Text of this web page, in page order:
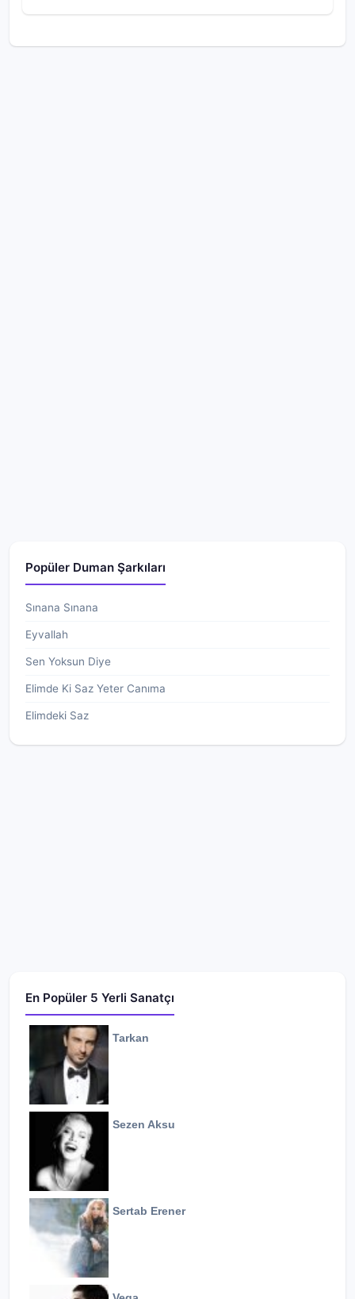
Popüler Duman Şarkıları
Sınana Sınana
Eyvallah
Sen Yoksun Diye
Elimde Ki Saz Yeter Canıma
Elimdeki Saz
En Popüler 5 Yerli Sanatçı
Tarkan
Sezen Aksu
Sertab Erener